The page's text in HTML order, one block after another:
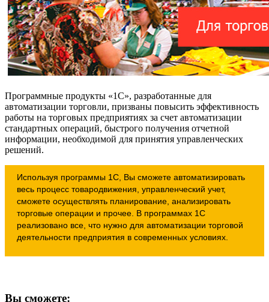
Программные продукты «1С», разработанные для
автоматизации торговли, призваны повысить эффективность
работы на торговых предприятиях за счет автоматизации
стандартных операций, быстрого получения отчетной
информации, необходимой для принятия управленческих
решений.
Используя программы 1С, Вы сможете автоматизировать
весь процесс товародвижения, управленческий учет,
сможете осуществлять планирование, анализировать
торговые операции и прочее. В программах 1С
реализовано все, что нужно для автоматизации торговой
деятельности предприятия в современных условиях.
Вы сможете: